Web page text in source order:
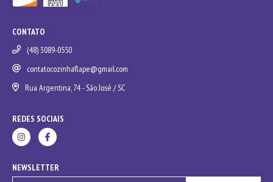
CONTATO
(48) 3089-0550
contatocozinhaflape@gmail.com
Rua Argentina, 74 - São José / SC
REDES SOCIAIS
NEWSLETTER